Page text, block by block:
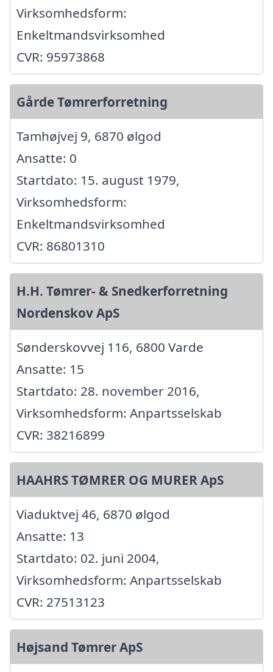
Virksomhedsform:
Enkeltmandsvirksomhed
CVR: 95973868
Gårde Tømrerforretning
Tamhøjvej 9, 6870 ølgod
Ansatte: 0
Startdato: 15. august 1979,
Virksomhedsform:
Enkeltmandsvirksomhed
CVR: 86801310
H.H. Tømrer- & Snedkerforretning
Nordenskov ApS
Sønderskovvej 116, 6800 Varde
Ansatte: 15
Startdato: 28. november 2016,
Virksomhedsform: Anpartsselskab
CVR: 38216899
HAAHRS TØMRER OG MURER ApS
Viaduktvej 46, 6870 ølgod
Ansatte: 13
Startdato: 02. juni 2004,
Virksomhedsform: Anpartsselskab
CVR: 27513123
Højsand Tømrer ApS